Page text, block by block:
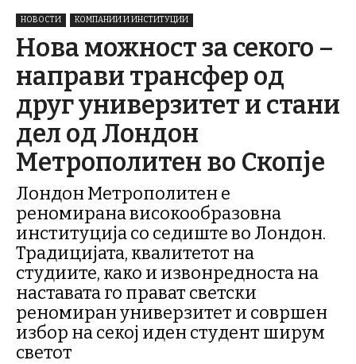
НОВОСТИ КОМПАНИИ И ИНСТИТУЦИИ
Нова можност за секого –
направи трансфер од
друг универзитет и стани
дел од Лондон
Метрополитен во Скопје
Лондон Метрополитен е
реномирана високообразовна
институција со седиште во Лондон.
Традицијата, квалитетот на
студиите, како и извонредноста на
наставата го прават светски
реномиран универзитет и совршен
избор на секој иден студент ширум
светот